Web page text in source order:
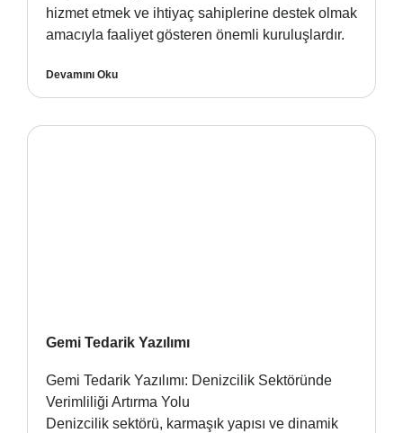
hizmet etmek ve ihtiyaç sahiplerine destek olmak
amacıyla faaliyet gösteren önemli kuruluşlardır.
Devamını Oku
Gemi Tedarik Yazılımı
Gemi Tedarik Yazılımı: Denizcilik Sektöründe
Verimliliği Artırma Yolu
Denizcilik sektörü, karmaşık yapısı ve dinamik